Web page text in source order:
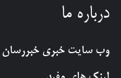
درباره ما
وب سایت خبری خبررسان